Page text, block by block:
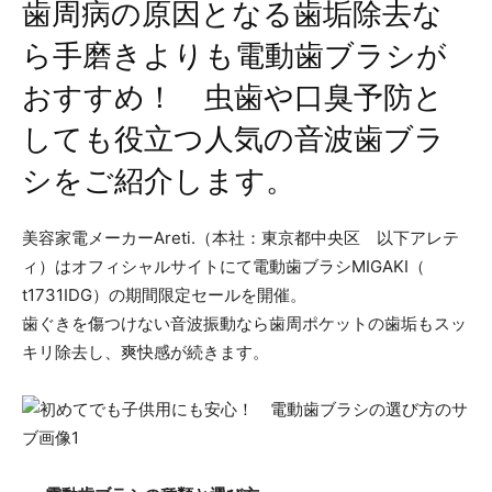
歯周病の原因となる歯垢除去な
ら手磨きよりも電動歯ブラシが
おすすめ！ 虫歯や口臭予防と
しても役立つ人気の音波歯ブラ
シをご紹介します。
美容家電メーカーAreti.（本社：東京都中央区 以下アレテ
ィ）はオフィシャルサイトにて電動歯ブラシMIGAKI（
t1731IDG）の期間限定セールを開催。
歯ぐきを傷つけない音波振動なら歯周ポケットの歯垢もスッ
キリ除去し、爽快感が続きます。